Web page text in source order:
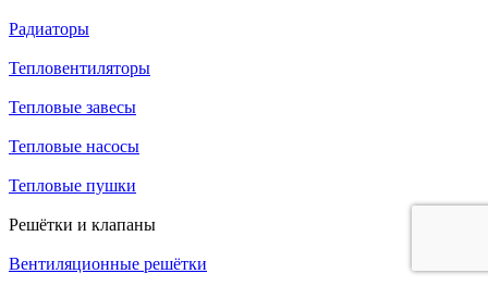
Радиаторы
Тепловентиляторы
Тепловые завесы
Тепловые насосы
Тепловые пушки
Решётки и клапаны
Вентиляционные решётки